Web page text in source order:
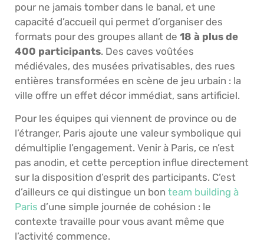
pour ne jamais tomber dans le banal, et une
capacité d’accueil qui permet d’organiser des
formats pour des groupes allant de 18 à plus de
400 participants. Des caves voûtées
médiévales, des musées privatisables, des rues
entières transformées en scène de jeu urbain : la
ville offre un effet décor immédiat, sans artificiel.
Pour les équipes qui viennent de province ou de
l’étranger, Paris ajoute une valeur symbolique qui
démultiplie l’engagement. Venir à Paris, ce n’est
pas anodin, et cette perception influe directement
sur la disposition d’esprit des participants. C’est
d’ailleurs ce qui distingue un bon team building à
Paris d’une simple journée de cohésion : le
contexte travaille pour vous avant même que
l’activité commence.